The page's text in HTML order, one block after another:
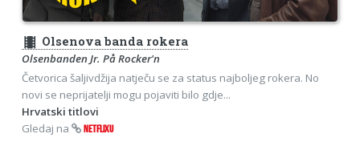
theaters Olsenova banda rokera
Olsenbanden Jr. På Rocker'n
Četvorica šaljivdžija natječu se za status najboljeg rokera. No
novi se neprijatelji mogu pojaviti bilo gdje...
Hrvatski titlovi
Gledaj na
NETFLIXU